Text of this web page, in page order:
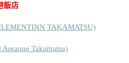
飯店
TAKAMATSU)
Takamatsu)